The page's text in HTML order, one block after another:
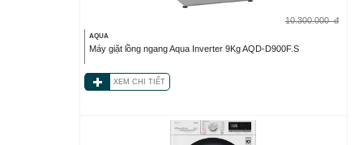
10.300.000 đ
AQUA
Máy giặt lồng ngang Aqua Inverter 9Kg AQD-D900F.S
XEM CHI TIẾT